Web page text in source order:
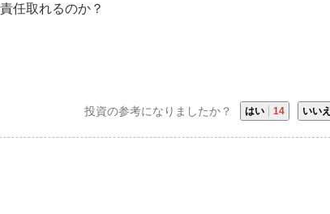
任取れるのか？
投資の参考になりましたか？ はい 14 いいえ